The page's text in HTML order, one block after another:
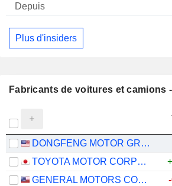
Plus d'insiders
Fabricants de voitures et camions
DONGFENG MOTOR GROUP COMPANY LIMITED
TOYOTA MOTOR CORPORATION
GENERAL MOTORS COMPANY